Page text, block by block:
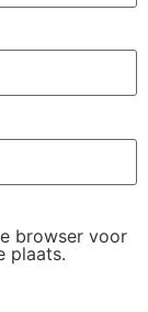
browser voor
plaats.